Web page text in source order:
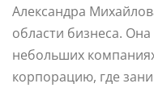
Александра
области бизнеса.
небольших
корпорацию, где